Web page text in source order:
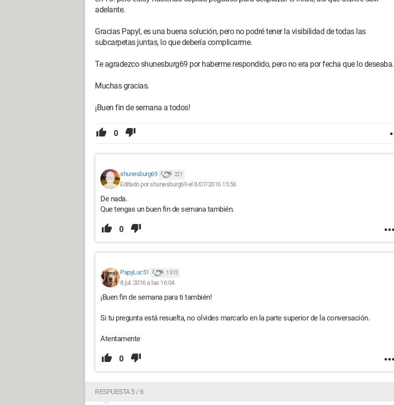
adelante.
Gracias Papyl, es una buena solución, pero no podré tener la visibilidad de todas las
subcarpetas juntas, lo que debería complicarme.
Te agradezco shunesburg69 por haberme respondido, pero no era por fecha que lo deseaba.
Muchas gracias.
¡Buen fin de semana a todos!
0
shunesburg69 221
Editado por shunesburg69 el 8/07/2016 15:56
De nada.
Que tengas un buen fin de semana también.
0
PapyLuc51 1 513
8 jul. 2016 a las 16:04
¡Buen fin de semana para ti también!
Si tu pregunta está resuelta, no olvides marcarlo en la parte superior de la conversación.
Atentamente
0
RESPUESTA 5 / 6